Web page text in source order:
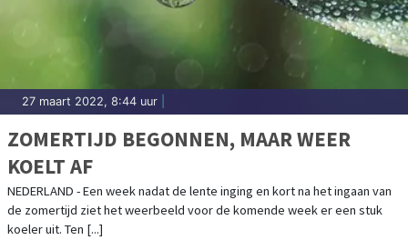
27 maart 2022, 8:44 uur
ZOMERTIJD BEGONNEN, MAAR WEER
KOELT AF
NEDERLAND - Een week nadat de lente inging en kort na het ingaan van
de zomertijd ziet het weerbeeld voor de komende week er een stuk
koeler uit. Ten [...]